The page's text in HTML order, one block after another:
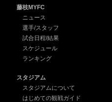
藤枝MYFC
ニュース
選手/スタッフ
試合日程/結果
スケジュール
ランキング
スタジアム
スタジアムについて
はじめての観戦ガイド